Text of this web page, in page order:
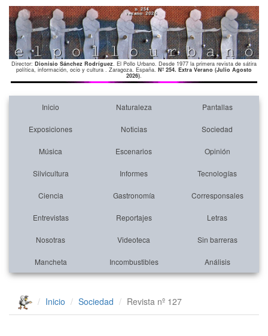
Director: Dionisio Sánchez Rodríguez. El Pollo Urbano. Desde 1977 la primera revista de sátira
política, información, ocio y cultura . Zaragoza. España. Nº 254. Extra Verano (Julio Agosto
2026).
Inicio Naturaleza Pantallas
Exposiciones Noticias Sociedad
Música Escenarios Opinión
Silvicultura Informes Tecnologías
Ciencia Gastronomía Corresponsales
Entrevistas Reportajes Letras
Nosotras Videoteca Sin barreras
Mancheta Incombustibles Análisis
Inicio Sociedad Revista nº 127